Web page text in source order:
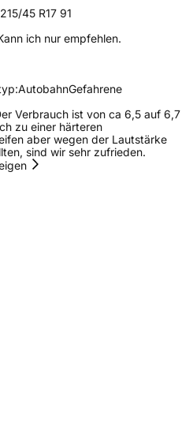
215/45 R17 91
ich nur empfehlen.
AutobahnGefahrene
Verbrauch ist von ca 6,5 auf 6,7
zu einer härteren
aber wegen der Lautstärke
sind wir sehr zufrieden.